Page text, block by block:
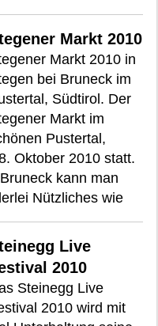
Markt 2010
Markt 2010 in
bei Bruneck im
Südtirol. Der
Markt im
Pustertal,
Oktober 2010 statt.
kann man
Nützliches wie
Live
2010
Steinegg Live
2010 wird mit